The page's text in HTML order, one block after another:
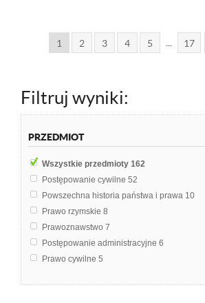
1 2 3 4 5 17
Filtruj wyniki:
PRZEDMIOT
Wszystkie przedmioty 162
Postępowanie cywilne 52
Powszechna historia państwa i prawa 10
Prawo rzymskie 8
Prawoznawstwo 7
Postępowanie administracyjne 6
Prawo cywilne 5